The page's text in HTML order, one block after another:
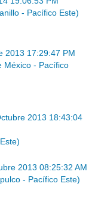
- Pacífico Este)
2013 17:29:47 PM
México - Pacífico
2013 18:43:04
2013 08:25:32 AM
- Pacífico Este)